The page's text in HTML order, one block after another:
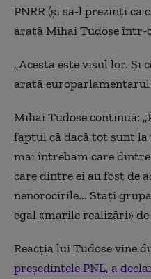
PNRR (şi să-l prezinţi ca
arată Mihai Tudose într-
„Acesta este visul lor. Şi
arată europarlamentarul
Mihai Tudose continuă:
faptul că dacă tot sunt
mai întrebăm care
care dintre ei au fost de
nenorocirile... Staţi
egal «marile realizări»
Reacţia lui Tudose vine
preşedintele PNL, a